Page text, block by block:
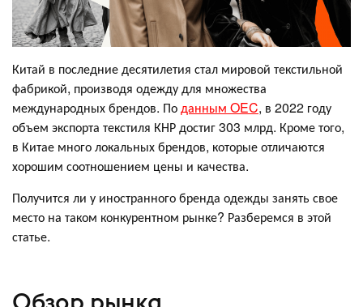
Китай в последние десятилетия стал мировой текстильной
фабрикой, производя одежду для множества
международных брендов. Поданным OEC, в 2022 году
объем экспорта текстиля КНР достиг 303 млрд. Кроме того,
в Китае много локальных брендов, которые отличаются
хорошим соотношением цены и качества.
Получится ли у иностранного бренда одежды занять свое
место на таком конкурентном рынке? Разберемся в этой
статье.